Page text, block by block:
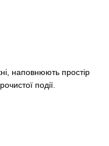
наповнюють простір
події.